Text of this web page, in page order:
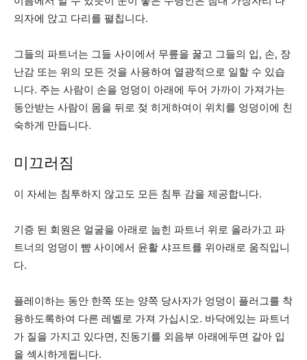
의자에 앉고 다리를 펼칩니다.
그들의 파트너는 그들 사이에서 무릎을 꿇고 그들의 입, 손, 장
난감 또는 위의 모든 것을 사용하여 열광적으로 일할 수 있습
니다. 주는 사람이 손을 엉덩이 아래에 두어 가까이 가져가는
동안받는 사람이 몸을 뒤로 젖 히게하여이 위치를 엉덩이에 친
숙하게 만듭니다.
미끄러짐
이 자세는 침투하지 않고도 모든 침투 감을 제공합니다.
기증 된 회원은 얼굴을 아래로 눕힌 파트너 위로 올라가고 파
트너의 엉덩이 뺨 사이에서 윤활 샤프트를 위아래로 움직입니
다.
플레이하는 동안 한쪽 또는 양쪽 당사자가 엉덩이 플러그를 착
용하도록하여 다른 레벨로 가져 가십시오. 바닥에있는 파트너
가 질을 가지고 있다면, 진동기를 외음부 아래에두면 갈아 입
을 섹시하게됩니다.